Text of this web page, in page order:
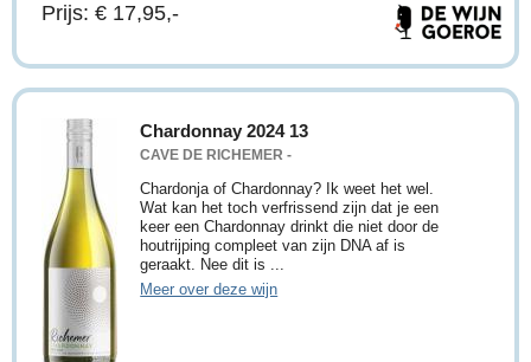
Prijs: € 17,95,-
Chardonnay 2024 13
CAVE DE RICHEMER -
Chardonja of Chardonnay? Ik weet het wel.
Wat kan het toch verfrissend zijn dat je een
keer een Chardonnay drinkt die niet door de
houtrijping compleet van zijn DNA af is
geraakt. Nee dit is ...
Meer over deze wijn